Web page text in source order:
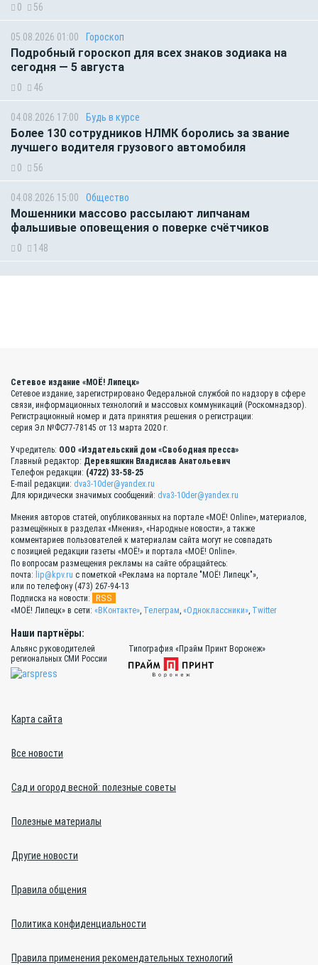
0 56
05.08.2026 01:00 Гороскоп
Подробный гороскоп для всех знаков зодиака на
сегодня — 5 августа
0 46
04.08.2026 17:00 Будь в курсе
Более 130 сотрудников НЛМК боролись за звание
лучшего водителя грузового автомобиля
0 56
04.08.2026 15:00 Общество
Мошенники массово рассылают липчанам
фальшивые оповещения о поверке счётчиков
0 148
Сетевое издание «МОЁ! Липецк»
Сетевое издание, зарегистрировано Федеральной службой по надзору в сфере
связи, информационных технологий и массовых коммуникаций (Роскомнадзор).
Регистрационный номер и дата принятия решения о регистрации:
серия Эл №ФС77-78145 от 13 марта 2020 г.
Учредитель: ООО «Издательский дом «Свободная пресса»
Главный редактор: Деревяшкин Владислав Анатольевич
Телефон редакции: (4722) 33-58-25
E-mail редакции: dva3-10der@yandex.ru
Для юридически значимых сообщений: dva3-10der@yandex.ru
Мнения авторов статей, опубликованных на портале «МОЁ! Online», материалов,
размещённых в разделах «Мнения», «Народные новости», а также
комментариев пользователей к материалам сайта могут не совпадать
с позицией редакции газеты «МОЁ!» и портала «МОЁ! Online».
По вопросам размещения рекламы на сайте обращайтесь:
почта: lip@kpv.ru с пометкой «Реклама на портале "МОЁ! Липецк"»,
или по телефону (473) 267-94-13
Подписка на новости:
RSS
«МОЁ! Липецк» в сети: «ВКонтакте», Телеграм, «Одноклассники», Twitter
Наши партнёры:
Альянс руководителей
региональных СМИ России
Типография «Прайм Принт Воронеж»
Карта сайта
Все новости
Сад и огород весной: полезные советы
Полезные материалы
Другие новости
Правила общения
Политика конфиденциальности
Правила применения рекомендательных технологий